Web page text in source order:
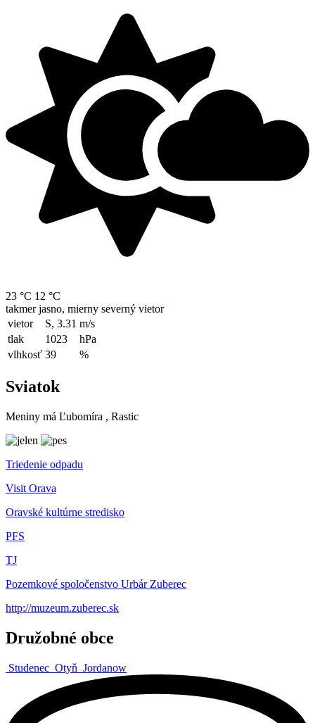
23 °C 12 °C
takmer jasno, mierny severný vietor
vietor
S, 3.31 m/s
tlak
1023
hPa
vlhkosť 39 %
Sviatok
Meniny má Ľubomíra , Rastic
Triedenie odpadu
Visit Orava
Oravské kultúrne stredisko
PFS
TJ
Pozemkové spoločenstvo Urbár Zuberec
http://muzeum.zuberec.sk
Družobné obce
Studenec Otyň Jordanow